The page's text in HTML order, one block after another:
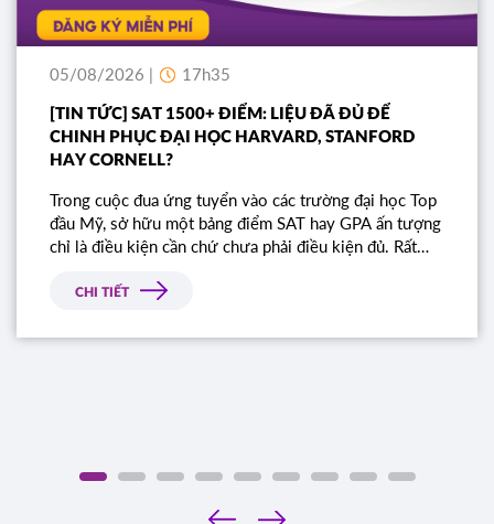
05/08/2026 | 17h35
[TIN TỨC] SAT 1500+ ĐIỂM: LIỆU ĐÃ ĐỦ ĐỂ
CHINH PHỤC ĐẠI HỌC HARVARD, STANFORD
HAY CORNELL?
Trong cuộc đua ứng tuyển vào các trường đại học Top
đầu Mỹ, sở hữu một bảng điểm SAT hay GPA ấn tượng
chỉ là điều kiện cần chứ chưa phải điều kiện đủ. Rất
bị từ chối chỉ vì bài luận thiếu chiều sâu. Đâu là tiêu
tìm kiếm?
CHI TIẾT
‹